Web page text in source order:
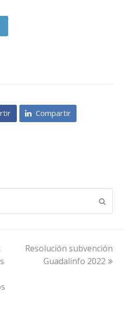
Compartir
next
post:
Resolución subvención
Guadalinfo 2022